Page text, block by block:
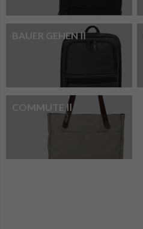
BAUER GEHENⅡ
COMMUTEⅡ